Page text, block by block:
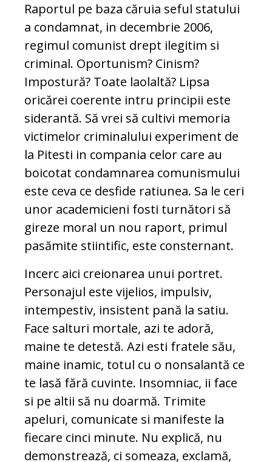
Raportul pe baza căruia seful statului
a condamnat, in decembrie 2006,
regimul comunist drept ilegitim si
criminal. Oportunism? Cinism?
Impostură? Toate laolaltă? Lipsa
oricărei coerente intru principii este
siderantă. Să vrei să cultivi memoria
victimelor criminalului experiment de
la Pitesti in compania celor care au
boicotat condamnarea comunismului
este ceva ce desfide ratiunea. Sa le ceri
unor academicieni fosti turnători să
gireze moral un nou raport, primul
pasămite stiintific, este consternant.
Incerc aici creionarea unui portret.
Personajul este vijelios, impulsiv,
intempestiv, insistent pană la satiu.
Face salturi mortale, azi te adoră,
maine te detestă. Azi esti fratele său,
maine inamic, totul cu o nonsalantă ce
te lasă fără cuvinte. Insomniac, ii face
si pe altii să nu doarmă. Trimite
apeluri, comunicate si manifeste la
fiecare cinci minute. Nu explică, nu
demonstrează, ci someaza, exclamă,